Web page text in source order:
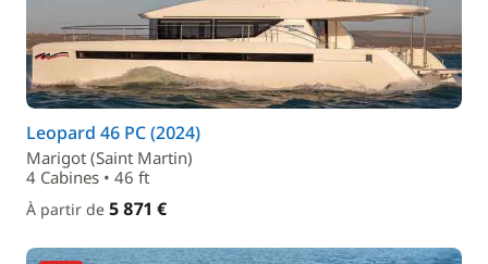
Leopard 46 PC (2024)
Marigot (Saint Martin)
4 Cabines • 46 ft
À partir de 5 871 €